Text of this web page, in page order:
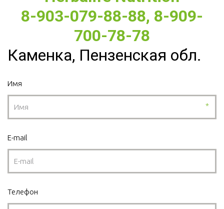
8-903-079-88-88, 8-909-
700-78-78
Каменка, Пензенская обл.
Имя
*
E-mail
Телефон